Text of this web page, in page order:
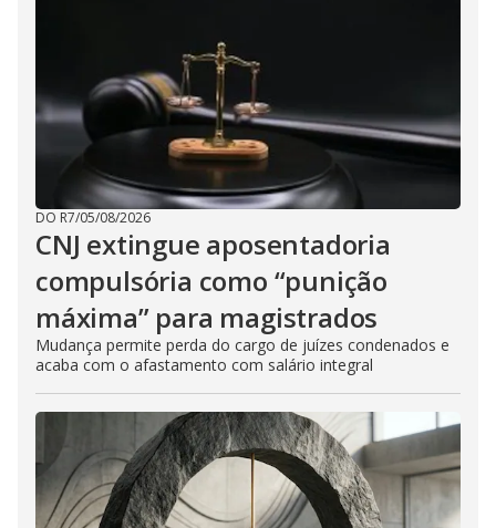
DO R7/05/08/2026
CNJ extingue aposentadoria
compulsória como “punição
máxima” para magistrados
Mudança permite perda do cargo de juízes condenados e
acaba com o afastamento com salário integral